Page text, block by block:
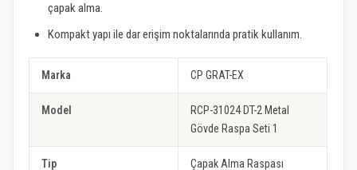
çapak alma.
Kompakt yapı ile dar erişim noktalarında pratik kullanım.
Marka CP GRAT-EX
Model
RCP-31024 DT-2 Metal
Gövde Raspa Seti 1
Tip
Çapak Alma Raspası